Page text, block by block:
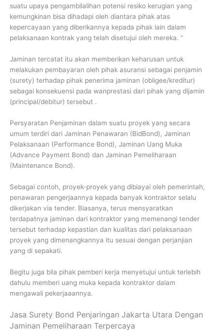
suatu upaya pengambilalihan potensi resiko kerugian yang
kemungkinan bisa dihadapi oleh diantara pihak atas
kepercayaan yang diberikannya kepada pihak lain dalam
pelaksanaan kontrak yang telah disetujui oleh mereka. ”
Jaminan tercatat itu akan memberikan keharusan untuk
melakukan pembayaran oleh pihak asuransi sebagai penjamin
(surety) terhadap pihak penerima jaminan (obligee/kreditur)
sebagai konsekuensi pada wanprestasi dari pihak yang dijamin
(principal/debitur) tersebut .
Persyaratan Penjaminan dalam suatu proyek yang secara
umum terdiri dari Jaminan Penawaran (BidBond), Jaminan
Pelaksanaan (Performance Bond), Jaminan Uang Muka
(Advance Payment Bond) dan Jaminan Pemeliharaan
(Maintenance Bond).
Sebagai contoh, proyek-proyek yang dibiayai oleh pemerintah,
penawaran pengerjaannya kepada banyak kontraktor selalu
dikerjakan via tender. Biasanya, terus mensyaratkan
terdapatnya jaminan dari kontraktor yang memenangi tender
tersebut terhadap kepastian dan kualitas dari pelaksanaan
proyek yang dimenangkannya itu sesuai dengan perjanjian
yang di sepakati.
Begitu juga bila pihak pemberi kerja menyetujui untuk terlebih
dahulu memberi uang muka kepada kontraktor dalam
mengawali pekerjaaannya.
Jasa Surety Bond Penjaringan Jakarta Utara Dengan
Jaminan Pemeliharaan Terpercaya